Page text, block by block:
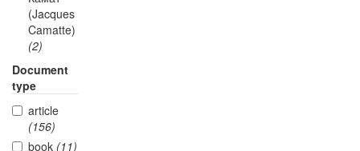
(Jacques
Camatte)
(2)
Document
type
article
(156)
book (11)